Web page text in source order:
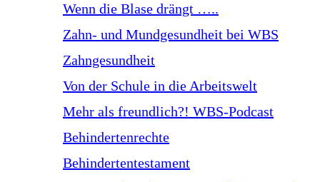
Wenn die Blase drängt …..
Zahn- und Mundgesundheit bei WBS
Zahngesundheit
Von der Schule in die Arbeitswelt
Mehr als freundlich?! WBS-Podcast
Behindertenrechte
Behindertentestament